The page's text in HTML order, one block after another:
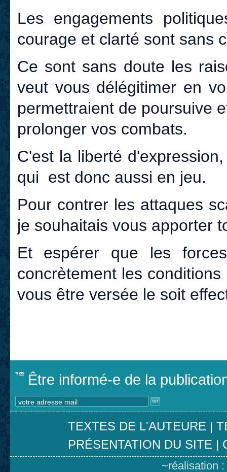
Les engagements
courage et clarté sont sans
Ce sont sans doute les
veut vous délégitimer en
permettraient de poursuive
prolonger vos combats.
C'est la liberté
qui est donc aussi en jeu.
Pour contrer les attaques
je souhaitais vous apporter
Et espérer que les
concrètement les
vous être versée le soit
Être informé-e de la
TEXTES DE L'AUTEURE |
PRÉSENTATION DU SITE |
~réalisation